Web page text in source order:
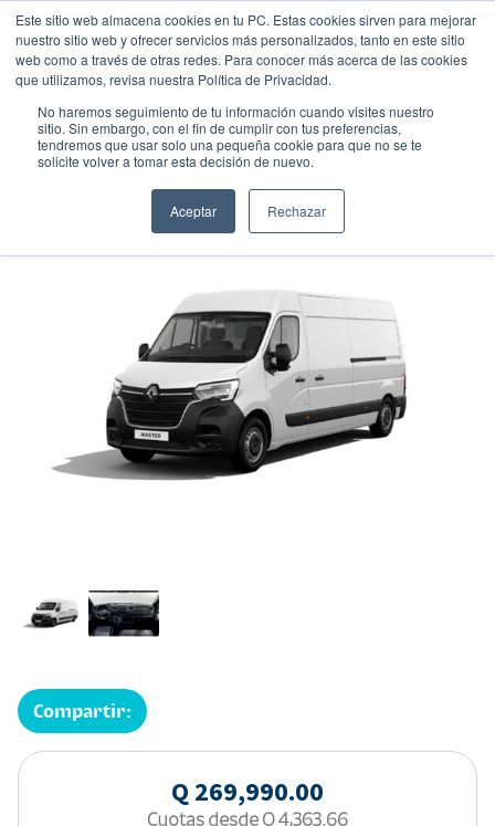
Este sitio web almacena cookies en tu PC. Estas cookies sirven para mejorar
nuestro sitio web y ofrecer servicios más personalizados, tanto en este sitio
web como a través de otras redes. Para conocer más acerca de las cookies
que utilizamos, revisa nuestra Política de Privacidad.
No haremos seguimiento de tu información cuando visites nuestro
sitio. Sin embargo, con el fin de cumplir con tus preferencias,
tendremos que usar solo una pequeña cookie para que no se te
solicite volver a tomar esta decisión de nuevo.
Aceptar Rechazar
RENAULT MASTER PANEL
2025•Diesel
Compartir:
Q 269,990.00
Cuotas desde Q 4,363.66